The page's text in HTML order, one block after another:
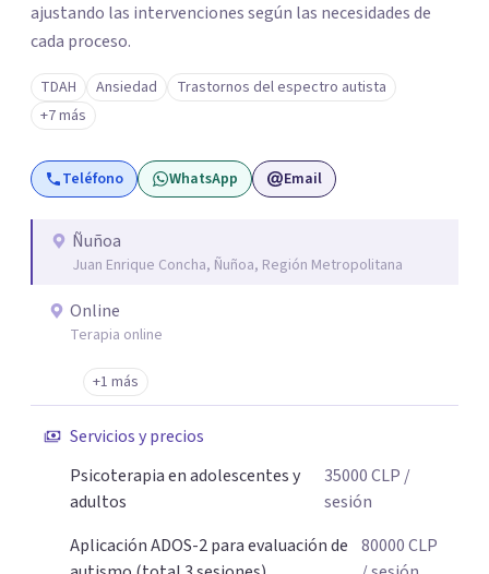
ajustando las intervenciones según las necesidades de
cada proceso.
TDAH Ansiedad
Trastornos del espectro autista
+7 más
Teléfono WhatsApp Email
Ñuñoa
Juan Enrique Concha, Ñuñoa, Región Metropolitana
Online
Terapia online
+1 más
Servicios y precios
Psicoterapia en adolescentes y
adultos
35000 CLP /
sesión
Aplicación ADOS-2 para evaluación de 80000CLP